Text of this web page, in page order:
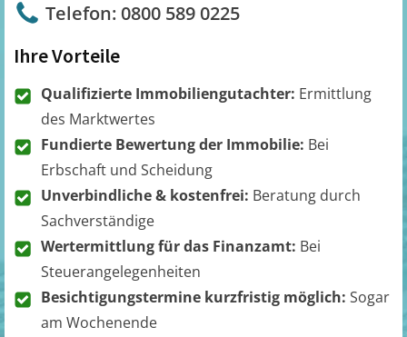
Telefon: 0800 589 0225
Ihre Vorteile
Qualifizierte Immobiliengutachter: Ermittlung
des Marktwertes
Fundierte Bewertung der Immobilie: Bei
Erbschaft und Scheidung
Unverbindliche & kostenfrei: Beratung durch
Sachverständige
Wertermittlung für das Finanzamt: Bei
Steuerangelegenheiten
Besichtigungstermine kurzfristig möglich: Sogar
am Wochenende